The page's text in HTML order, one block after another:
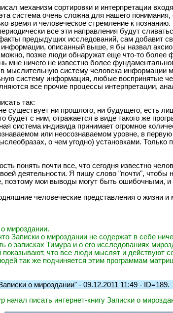
механизм сортировки и интерпретации
система очень сложна для нашего
время и человеческое стремление к
все эти направления будут
предыдущих исследований, сам добавит
описанный выше, я бы назвал
позже люди обнаружат еще что-то более
мне ничего не известно более
мыслительную систему человека информации
систему информация, любые воспринятые
все прочие процессы интерпретации,
так:
существует ни прошлого, ни будущего, есть
будет с ним, отражается в виде такого же
система индивида принимает огромное
или неосознаваемом уровне, в
о чем угодно) установками. Только
понять почти все, что сегодня известно
деятельности. Я пишу слово "почти",
поэтому мои выводы могут быть ошибочными,
человеческие представления о жизни и
мироздании.
Записки о мироздании не содержат в себе
о записках Тимура и о его исследованиях
что все люди мыслят и действуют
так же подчиняется этим программам
о мироздании" - 09.12.2011 11:49 - ID=189.
начал писать интернет-книгу Записки о